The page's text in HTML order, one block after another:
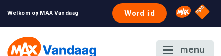
Welkom op MAX Vandaag Word lid Omroep
NPO
menu